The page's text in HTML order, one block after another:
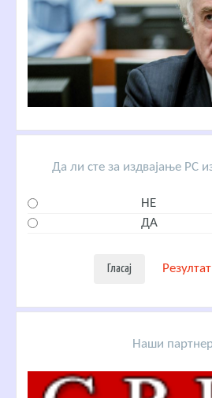
Да ли сте за издвајање РС
НЕ
ДА
Наши